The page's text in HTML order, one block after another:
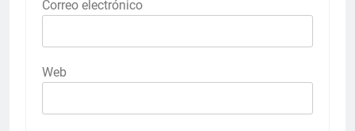
Correo electrónico
Web